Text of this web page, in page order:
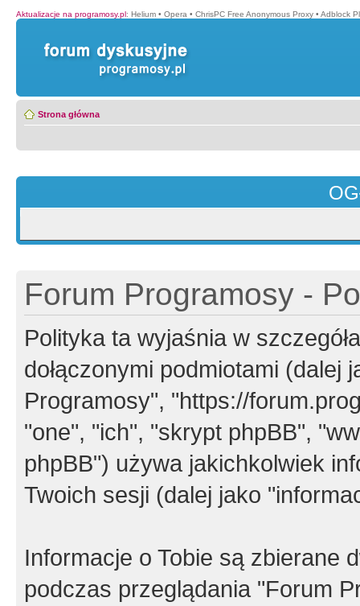
Aktualizacje na programosy.pl: Helium • Opera • ChrisPC Free Anonymous Proxy • Adblock
Strona główna
Forum Programosy -
Polityka ta wyjaśnia w
dołączonymi podmiotami (dalej
Programosy", "https://
"one", "ich", "skrypt phpBB",
phpBB") używa jakichkolwiek
Twoich sesji (dalej jako
Informacje o Tobie są zbierane
podczas przeglądania "Forum